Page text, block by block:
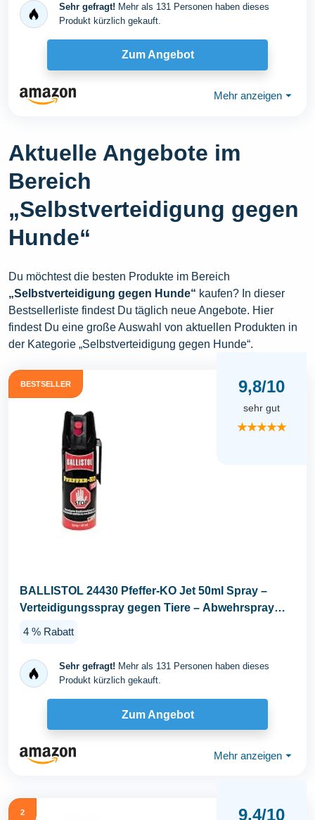
Sehr gefragt! Mehr als 131 Personen haben dieses
Produkt kürzlich gekauft.
Zum Angebot
Mehr anzeigen ⏷
Aktuelle Angebote im
Bereich
„Selbstverteidigung gegen
Hunde“
Du möchtest die besten Produkte im Bereich
„Selbstverteidigung gegen Hunde“ kaufen? In dieser
Bestsellerliste findest Du täglich neue Angebote. Hier
findest Du eine große Auswahl von aktuellen Produkten in
der Kategorie „Selbstverteidigung gegen Hunde“.
BESTSELLER 9,8/10
sehr gut
★★★★★
BALLISTOL 24430 Pfeffer-KO Jet 50ml Spray –
Verteidigungsspray gegen Tiere – Abwehrspray
4 % Rabatt
Sehr gefragt! Mehr als 131 Personen haben dieses
Produkt kürzlich gekauft.
Zum Angebot
Mehr anzeigen ⏷
2 9,4/10